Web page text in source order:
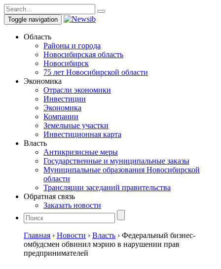
Toggle navigation
Область
Районы и города
Новосибирская область
Новосибирск
75 лет Новосибирской области
Экономика
Отрасли экономики
Инвестиции
Экономика
Компании
Земельные участки
Инвестиционная карта
Власть
Антикризисные меры
Государственные и муниципальные заказы
Муниципальные образования Новосибирской
области
Трансляции заседаний правительства
Обратная связь
Заказать новости
Главная › Новости › Власть › Федеральный бизнес-
омбудсмен обвинил мэрию в нарушении прав
предпринимателей